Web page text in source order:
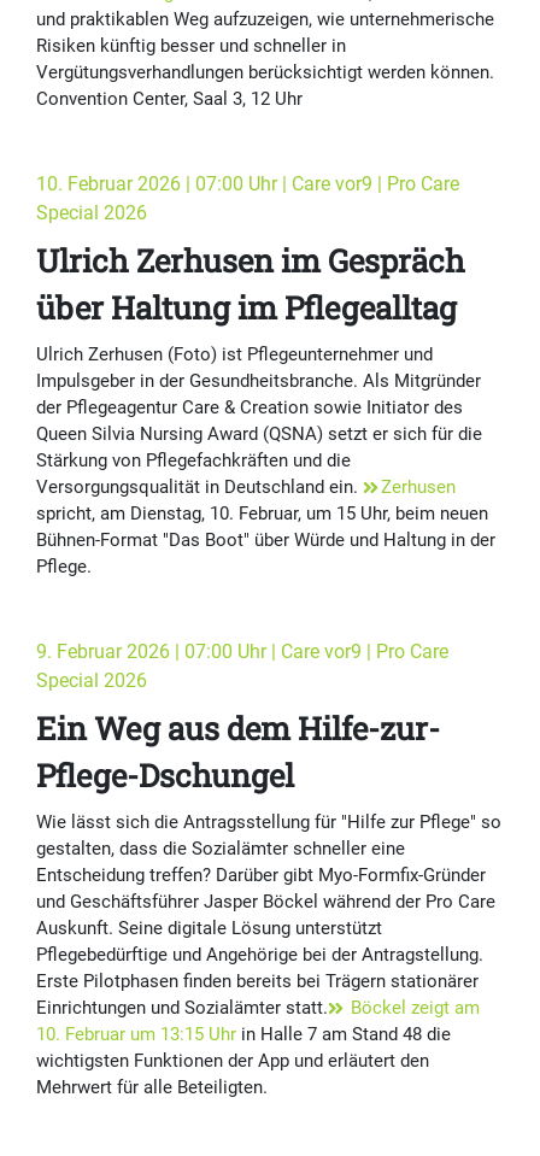
und praktikablen Weg aufzuzeigen, wie unternehmerische
Risiken künftig besser und schneller in
Vergütungsverhandlungen berücksichtigt werden können.
Convention Center, Saal 3, 12 Uhr
10. Februar 2026 | 07:00 Uhr | Care vor9 | Pro Care
Special 2026
Ulrich Zerhusen im Gespräch
über Haltung im Pflegealltag
Ulrich Zerhusen (Foto) ist Pflegeunternehmer und
Impulsgeber in der Gesundheitsbranche. Als Mitgründer
der Pflegeagentur Care & Creation sowie Initiator des
Queen Silvia Nursing Award (QSNA) setzt er sich für die
Stärkung von Pflegefachkräften und die
Versorgungsqualität in Deutschland ein.
Zerhusen
spricht, am Dienstag, 10. Februar, um 15 Uhr, beim neuen
Bühnen-Format "Das Boot" über Würde und Haltung in der
Pflege.
9. Februar 2026 | 07:00 Uhr | Care vor9 | Pro Care
Special 2026
Ein Weg aus dem Hilfe-zur-
Pflege-Dschungel
Wie lässt sich die Antragsstellung für "Hilfe zur Pflege" so
gestalten, dass die Sozialämter schneller eine
Entscheidung treffen? Darüber gibt Myo-Formfix-Gründer
und Geschäftsführer Jasper Böckel während der Pro Care
Auskunft. Seine digitale Lösung unterstützt
Pflegebedürftige und Angehörige bei der Antragstellung.
Erste Pilotphasen finden bereits bei Trägern stationärer
Einrichtungen und Sozialämter statt.
Böckel zeigt am
10. Februar um 13:15 Uhr in Halle 7 am Stand 48 die
wichtigsten Funktionen der App und erläutert den
Mehrwert für alle Beteiligten.